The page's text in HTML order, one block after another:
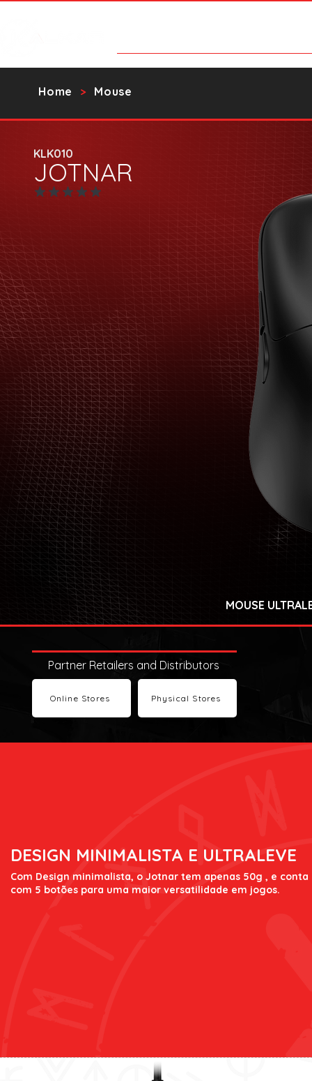
>
Home Mouse
JOTNAR
No ratings yet
KLK010
MOUSE
Partner Retailers and Distributors
Online Stores Physical Stores
DESIGN MINIMALISTA E ULTRALEVE
Com Design minimalista, o Jotnar tem apenas 50g , e conta
com 5 botões para uma maior versatilidade em jogos.